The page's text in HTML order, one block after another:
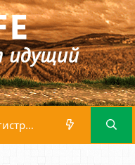
Регистрация